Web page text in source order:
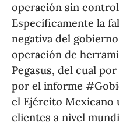
operación sin
Específicamente la
negativa del
operación de
Pegasus, del cual
por el informe
el Ejército Mexicano
clientes a nivel